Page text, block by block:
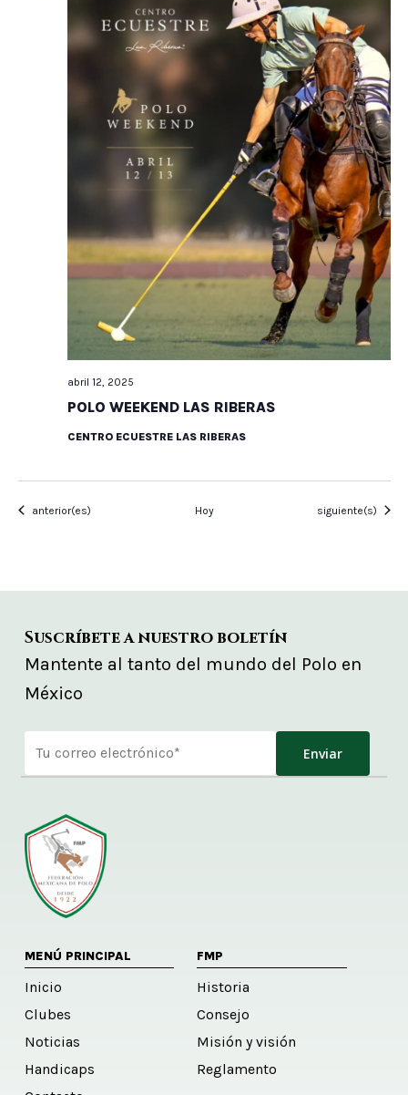
POLO WEEKEND LAS RIBERAS
abril 12, 2025
CENTRO ECUESTRE LAS RIBERAS
Eventos
anterior(es) Hoy Eventos
siguiente(s)
Suscríbete a nuestro boletín
Mantente al tanto del mundo del Polo en
México
MENÚ PRINCIPAL
Inicio
Clubes
Noticias
Handicaps
FMP
Historia
Consejo
Misión y visión
Reglamento